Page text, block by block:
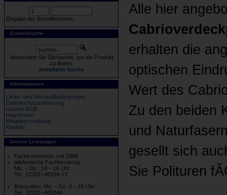
Eingabe der Bestellnummer.
Schnellsuche
Verwenden Sie Stichworte, um ein Produkt
zu finden.
erweiterte Suche
Informationen
Liefer- und Versandbedingungen
Datenschutzerklaerung
Unsere AGB
Impressum
Wegbeschreibung
Kontakt
Unsere Leistungen
Fachkompetenz seit 1988
telefonische Fachberatung:
Mo. – Do.: 14 – 16 Uhr
Tel.: 02331–48334-13
Bürozeiten: Mo. – Do. 8 – 16 Uhr
Tel.: 02331–483340
Alle hier
erhalten die
optischen
Wert des
Zu den beiden
und
gesellt sich
Sie Polituren